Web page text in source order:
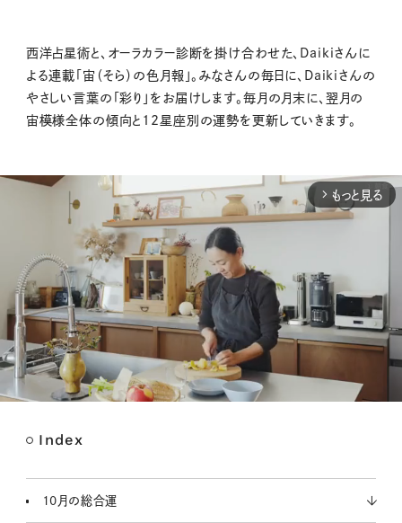
西洋占星術と、オーラカラー診断を掛け合わせた、Daikiさんに
よる連載「宙（そら）の色月報」。みなさんの毎日に、Daikiさんの
やさしい言葉の「彩り」をお届けします。毎月の月末に、翌月の
宙模様全体の傾向と12星座別の運勢を更新していきます。
arrow_forward_ios もっと見る
Index
10月の総合運